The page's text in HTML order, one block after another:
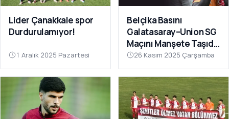
Lider Çanakkale spor
Durdurulamıyor!
1 Aralık 2025 Pazartesi
Belçika Basını
Galatasaray–Union SG
Maçını Manşete Taşıdı:
“50 Bin Türk’ü
Susturdular”
26 Kasım 2025 Çarşamba